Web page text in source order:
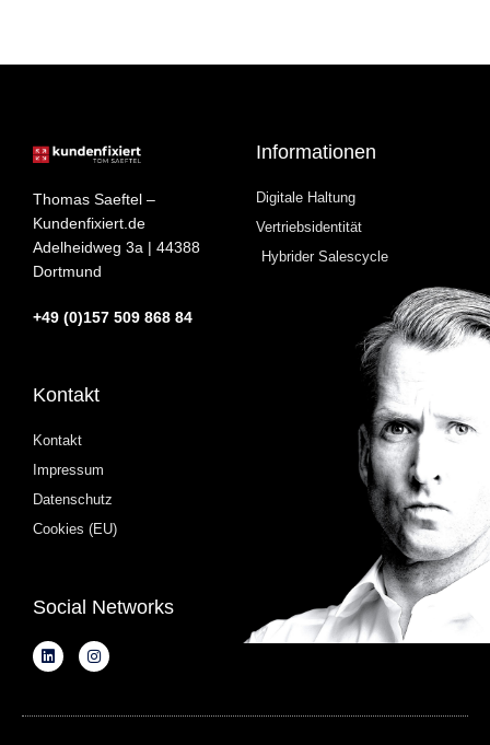
Thomas Saeftel –
Kundenfixiert.de
Adelheidweg 3a | 44388
Dortmund
+49 (0)157 509 868 84
Informationen
Digitale Haltung
Vertriebsidentität
Hybrider Salescycle
Kontakt
Kontakt
Impressum
Datenschutz
Cookies (EU)
Social Networks
L
i
n
I
n
s